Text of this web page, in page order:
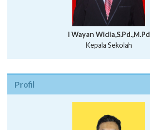
I Wayan Widia,S.Pd.,M.Pd
Kepala Sekolah
Profil